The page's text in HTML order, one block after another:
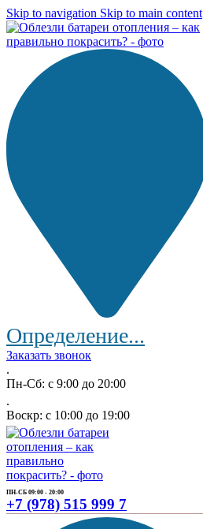
Skip to navigation Skip to main content
Определение...
Заказать звонок
.
Пн-Сб: с 9:00 до 20:00
.
Воскр: с 10:00 до 19:00
ПН-СБ 09:00 - 20:00
+7 (978) 515 999 7